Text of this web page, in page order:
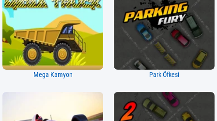
Mega Kamyon Park Öfkesi